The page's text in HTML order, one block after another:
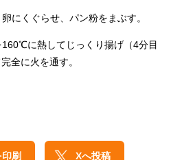
にくぐらせ、パン粉をまぶす。
に熱してじっくり揚げ（4分目
完全に火を通す。
刷 Xへ投稿